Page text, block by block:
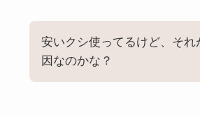
安いクシ使ってるけど、それ
因なのかな？